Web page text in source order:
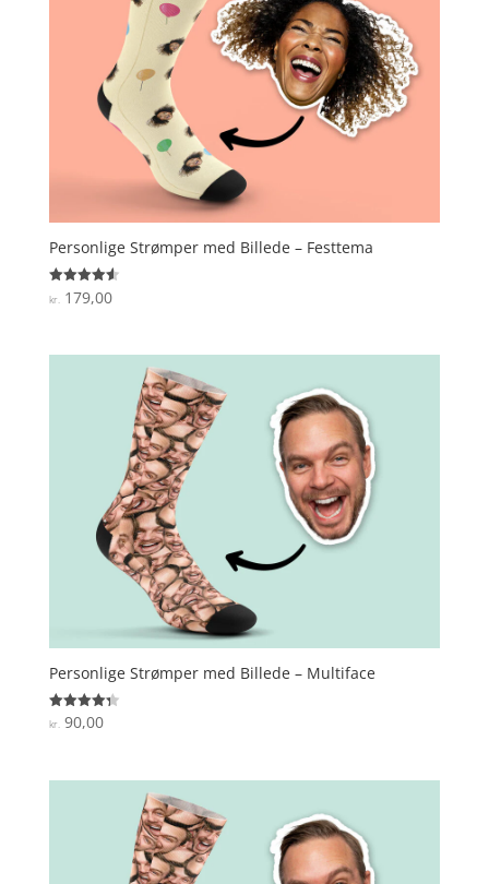
Personlige Strømper med Billede – Festtema
Vurderet
4.6
kr.179,00
Personlige Strømper med Billede – Multiface
Vurderet
4.3
kr.90,00